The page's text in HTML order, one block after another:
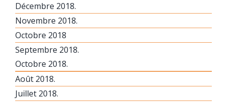
Décembre 2018.
Novembre 2018.
Octobre 2018
Septembre 2018.
Octobre 2018.
Août 2018.
Juillet 2018.